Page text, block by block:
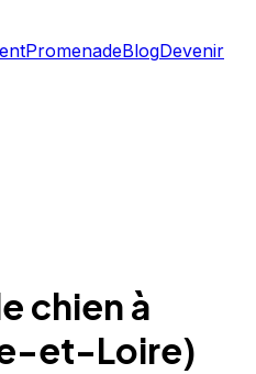
PromenadeBlogDevenir
chien à
et-Loire)